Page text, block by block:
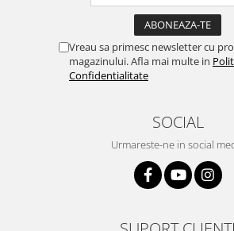
Vreau sa primesc newsletter cu
magazinului. Afla mai multe in
Confidentialitate
SOCIAL
Urmareste-ne in social